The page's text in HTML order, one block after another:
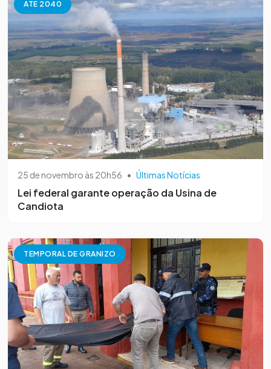
ATÉ 2040
25 de novembro às 20h56 • Últimas Notícias
Lei federal garante operação da Usina de
Candiota
TEMPORAL DE GRANIZO